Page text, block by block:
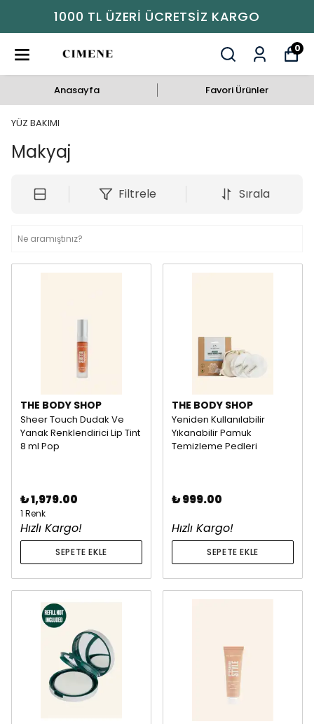
1000 TL ÜZERI ÜCRETSIZ KARGO
0
Anasayfa Favori Ürünler
YÜZ BAKIMI
Makyaj
Filtrele Sırala
THE BODY SHOP
Sheer Touch Dudak Ve
Yanak Renklendirici Lip Tint
8 ml Pop
₺ 1,979.00
1 Renk
Hızlı Kargo!
SEPETE EKLE
THE BODY SHOP
Yeniden Kullanılabilir
Yıkanabilir Pamuk
Temizleme Pedleri
₺ 999.00
Hızlı Kargo!
SEPETE EKLE